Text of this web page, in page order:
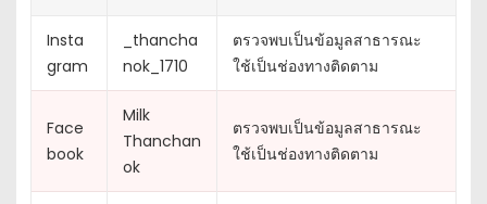
Insta
gram
_thancha
nok_1710
ตรวจพบเป็นข้อมูลสาธารณะ
ใช้เป็นช่องทางติดตาม
Face
book
Milk
Thanchan
ok
ตรวจพบเป็นข้อมูลสาธารณะ
ใช้เป็นช่องทางติดตาม